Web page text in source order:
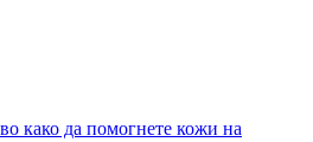
како да помогнете кожи на